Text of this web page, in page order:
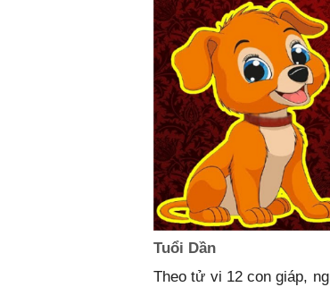
Tuổi Dần
Theo tử vi 12 con giáp,